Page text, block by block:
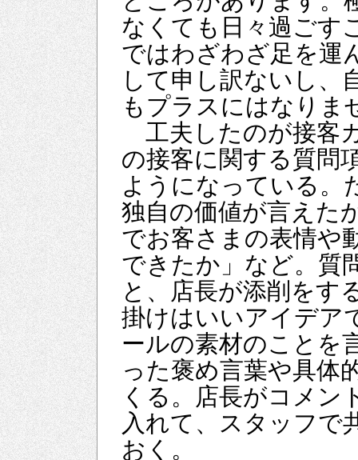
なくても日々過ごす
ではわざわざ足を運
して申し訳ないし、
もプラスにはなりま
工夫したのが接客
の接客に関する質問
ようになっている。
独自の価値が言えた
でお客さまの表情や
できたか」など。質
と、店長が添削をす
掛けはいいアイデア
ールの素材のことを
った褒め言葉や具体
くる。店長がコメン
入れて、スタッフで
おく。